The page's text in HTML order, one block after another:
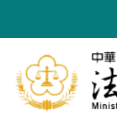
到
要
內